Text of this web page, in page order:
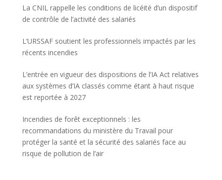
La CNIL rappelle les conditions de licéité d’un dispositif
de contrôle de l’activité des salariés
L’URSSAF soutient les professionnels impactés par les
récents incendies
L’entrée en vigueur des dispositions de l’IA Act relatives
aux systèmes d’IA classés comme étant à haut risque
est reportée à 2027
Incendies de forêt exceptionnels : les
recommandations du ministère du Travail pour
protéger la santé et la sécurité des salariés face au
risque de pollution de l’air